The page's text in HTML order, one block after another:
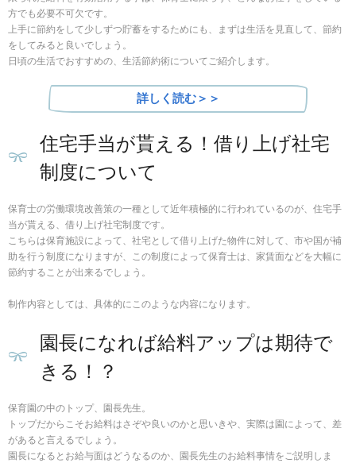
方でも必要不可欠です。
上手に節約をして少しずつ貯蓄をするためにも、まずは生活を見直して、節約
をしてみると良いでしょう。
日頃の生活でおすすめの、生活節約術についてご紹介します。
詳しく読む＞＞
住宅手当が貰える！借り上げ社宅
制度について
保育士の労働環境改善策の一種として近年積極的に行われているのが、住宅手
当が貰える、借り上げ社宅制度です。
こちらは保育施設によって、社宅として借り上げた物件に対して、市や国が補
助を行う制度になりますが、この制度によって保育士は、家賃面などを大幅に
節約することが出来るでしょう。
制作内容としては、具体的にこのような内容になります。
園長になれば給料アップは期待で
きる！？
保育園の中のトップ、園長先生。
トップだからこそお給料はさぞや良いのかと思いきや、実際は園によって、差
があると言えるでしょう。
園長になるとお給与面はどうなるのか、園長先生のお給料事情をご説明しま